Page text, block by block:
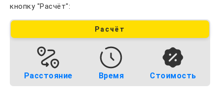
кнопку "Расчёт":
Расчёт
Расстояние Время Стоимость